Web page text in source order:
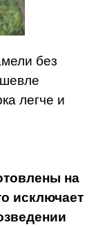
без
легче и
на
исключает